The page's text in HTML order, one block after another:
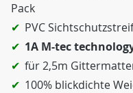
Pack
PVC
1A M-tec
für 2,5m
100% blickdichte